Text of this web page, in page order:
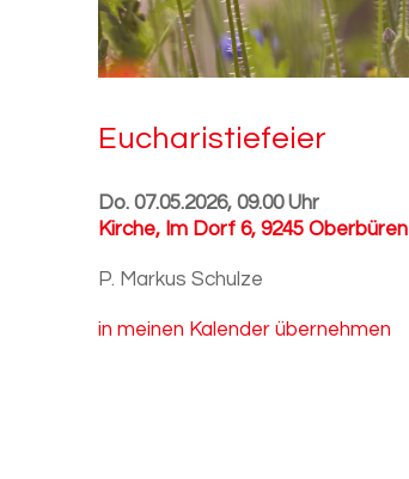
Eu­cha­ris­tie­fei­er
Do. 07.05.2026, 09.00 Uhr
Kirche, Im Dorf 6, 9245 Oberbüren
P. Markus Schulze
in meinen Kalender übernehmen